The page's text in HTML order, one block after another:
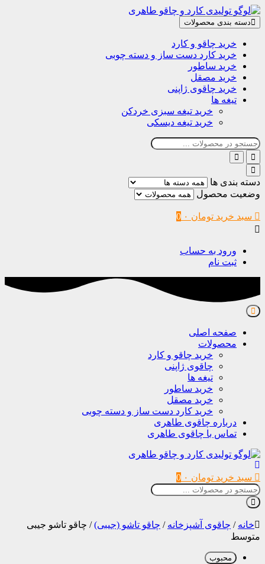
دسته بندی محصولات
خرید چاقو و کارد
خرید کارد دست ساز و دسته چوبی
خرید ساطور
خرید مصقل
خرید چاقوی ژاپنی
تیغه ها
خرید تیغه سبزی خردکن
خرید تیغه دیسکی
دسته بندی ها
وضعیت محصول
سبد خرید تومان 0
ورود به حساب
ثبت نام
صفحه اصلی
محصولات
خرید چاقو و کارد
چاقوی ژاپنی
تیغه ها
خرید ساطور
خرید مصقل
خرید کارد دست ساز و دسته چوبی
درباره چاقوی طاهری
تماس با چاقوی طاهری
سبد خرید تومان 0
خانه / چاقوی آشپزخانه / چاقو تاشو (جیبی)/ چاقو تاشو جیبی
متوسط
محبوب